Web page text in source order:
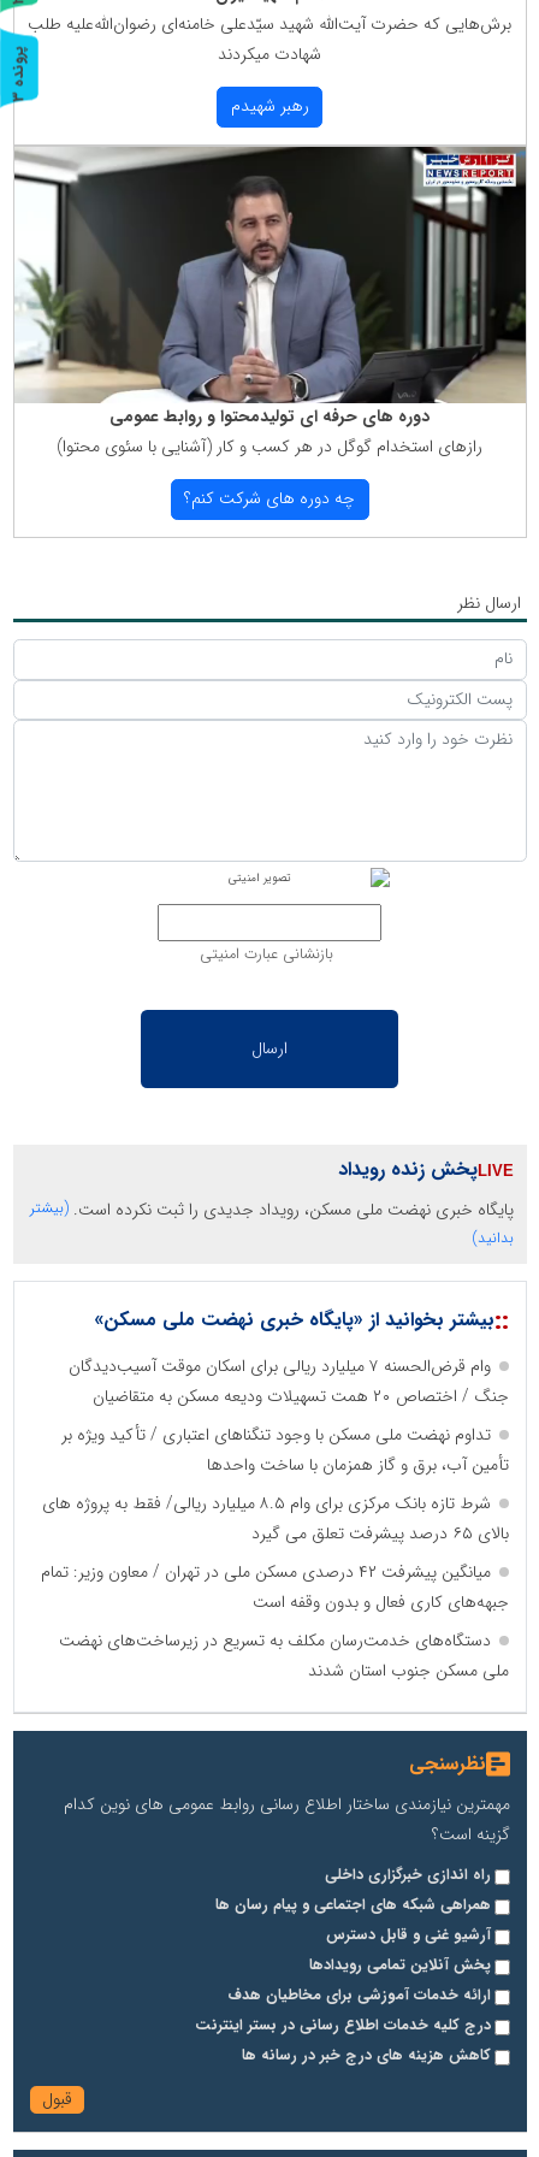
برش‌هایی كه حضرت آیت‌الله شهید سیّدعلی خامنه‌ای رضوان‌الله‌علیه طلب
شهادت میكردند
رهبر شهیدم
دوره های حرفه ای تولیدمحتوا و روابط عمومی
رازهای استخدام گوگل در هر كسب و كار (آشنایی با سئوی محتوا)
چه دوره های شركت كنم؟
ارسال نظر
بازنشانی عبارت امنیتی
پخش زنده رویداد
پایگاه خبری نهضت ملی مسکن، رویداد جدیدی را ثبت نکرده است. (بیشتر
بدانید)
::بیشتر بخوانید از «پایگاه خبری نهضت ملی مسکن»
وام قرض‌الحسنه ۷ میلیارد ریالی برای اسکان موقت آسیب‌دیدگان
جنگ / اختصاص ۲۰ همت تسهیلات ودیعه مسکن به متقاضیان
تداوم نهضت ملی مسکن با وجود تنگناهای اعتباری / تأکید ویژه بر
تأمین آب، برق و گاز همزمان با ساخت واحدها
شرط تازه بانک مرکزی برای وام ۸.۵ میلیارد ریالی/ فقط به پروژه های
بالای ۶۵ درصد پیشرفت تعلق می گیرد
میانگین پیشرفت ۴۲ درصدی مسکن ملی در تهران / معاون وزیر: تمام
جبهه‌های کاری فعال و بدون وقفه است
دستگاه‌های خدمت‌رسان مکلف به تسریع در زیرساخت‌های نهضت
ملی مسکن جنوب استان شدند
نظرسنجی
مهمترین نیازمندی ساختار اطلاع رسانی روابط عمومی های نوین کدام
گزینه است؟
راه اندازی خبرگزاری داخلی
همراهی شبکه های اجتماعی و پیام رسان ها
آرشیو غنی و قابل دسترس
پخش آنلاین تمامی رویدادها
ارائه خدمات آموزشی برای مخاطیان هدف
درج کلیه خدمات اطلاع رسانی در بستر اینترنت
کاهش هزینه های درج خبر در رسانه ها
پ
ر
و
ن
د
ه
3